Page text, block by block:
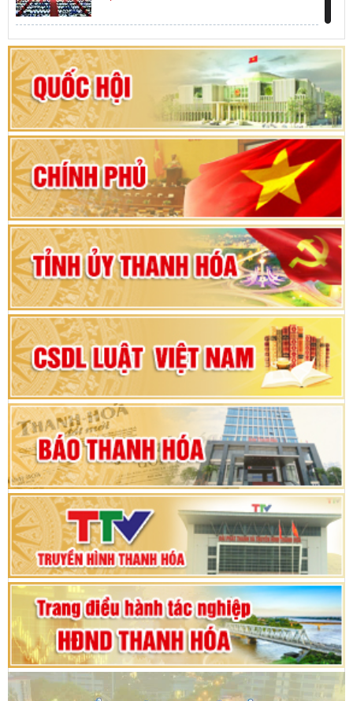
Khai mạc kỳ họp thứ Nhất, Quốc hội khóa XVI
Hướng dẫn quy trình bỏ phiếu bầu cử ĐBQH
khoá XVI và đại biểu HĐND các cấp nhiệm kỳ
2026-2031
80 năm Quốc hội Việt Nam: vì lợi ích Nhân dân,
vì sự phát triển của đất nước
Bộ Chính trị duyệt nội dung Đại hội đại biểu
Đảng bộ tỉnh Thanh Hóa lần thứ XX, nhiệm kỳ
2025 - 2030
Đại hội đại biểu Đảng bộ xã Yên Thọ lần thứ I,
nhiệm kỳ 2025 – 2030
Đại hội Đảng bộ xã Yên Ninh lần thứ nhất,
nhiệm kỳ 2025 - 2030
Khai mạc Kỳ họp bất thường lần thứ 9, Quốc
hội khóa XV
Phiên thảo luận Kỳ họp thứ 24, HĐND tỉnh
Thanh Hóa khóa XVIII, nhiệm kỳ 2021 - 2026
Bế mạc Kỳ họp thứ hai bốn, Hội đồng nhân dân
tỉnh khoá XVIII